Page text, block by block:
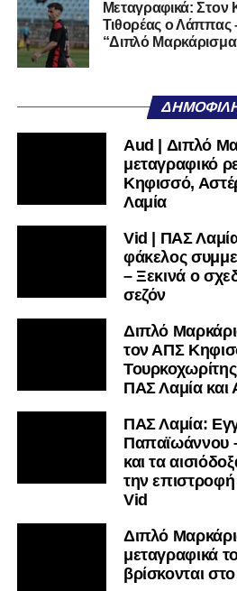
Ακολουθήστε τοlamiara.grστο
μαθαίνετε πρώτοι τα κυανόλευκα
Twitterκαι στο
μαθαίνετε σε χρόνο dt όλα τα νέα.
Μεταγραφικά:
Τιθορέας ο Λάππας
“Διπλό
Aud | Διπλό
μεταγραφικό
Κηφισσό,
Λαμία
Vid | ΠΑΣ
φάκελος
– Ξεκινά ο
σεζόν
Διπλό
τον ΑΠΣ
ΠΑΣ Λαμία
ΠΑΣ Λαμία:
Παπαϊωάννου
και τα
την
Vid
Διπλό
μεταγραφικά
βρίσκονται